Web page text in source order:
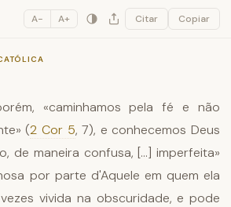
da Igreja Católica
A− A+ Citar Copiar
«caminhamos pela fé e não
(2 Cor 5, 7), e conhecemos Deus
de maneira confusa, [...] imperfeita»
por parte d'Aquele em quem ela
vivida na obscuridade, e pode